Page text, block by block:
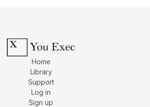
Home
Library
Support
Log in
Sign up